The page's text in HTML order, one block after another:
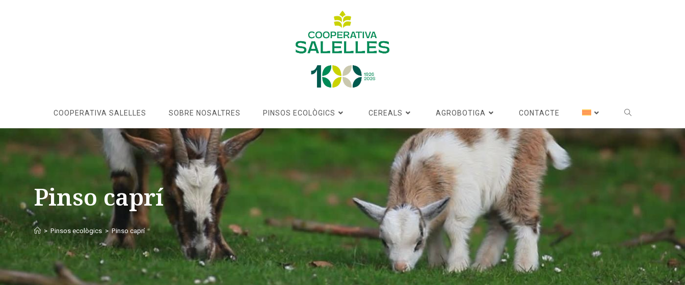
COOPERATIVA SALELLES SOBRE NOSALTRES PINSOS ECOLÒGICS CEREALS AGROBOTIGA CONTACTE
Pinso caprí
> Pinsos ecològics > Pinso caprí